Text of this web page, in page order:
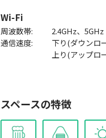
◆ 各種撮影
・YouTuber
・50型TV
・キッチン使用可（有料）
・ゴミ置【無料】
Wi-Fi
周波数帯:
2.4GHz、5GHz
通信速度:
下り(ダウンロ
上り(アップ
スペースの特徴